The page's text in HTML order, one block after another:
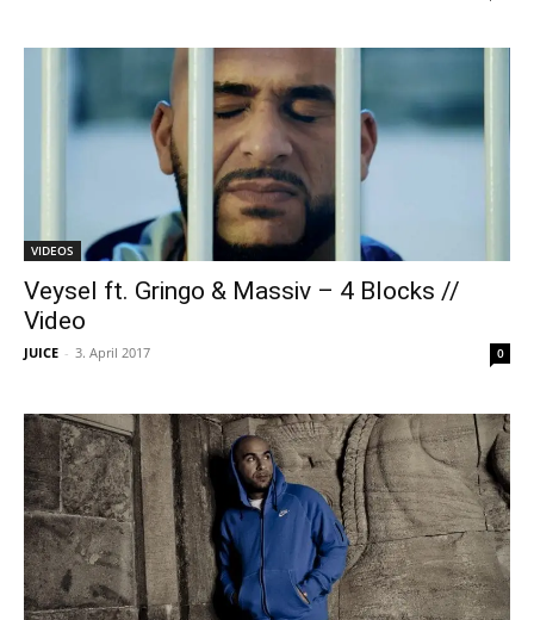
VIDEOS
Veysel ft. Gringo & Massiv – 4 Blocks //
Video
JUICE - 3. April 2017 0